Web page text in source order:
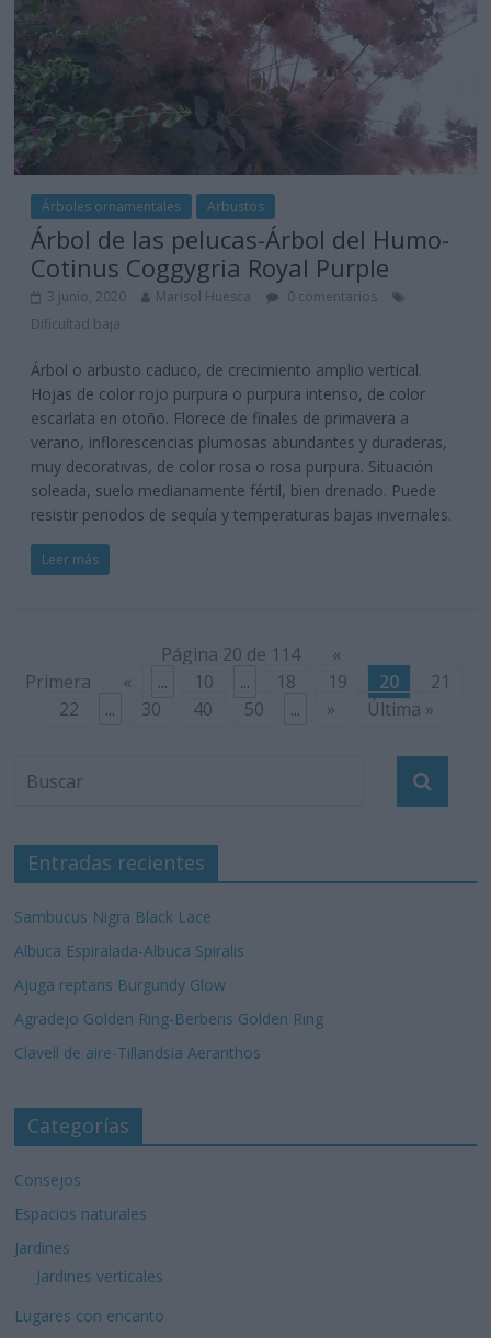
Árboles ornamentales Arbustos
Árbol de las pelucas-Árbol del Humo-
Cotinus Coggygria Royal Purple
3 junio, 2020 Marisol Huesca
0 comentarios
Dificultad baja
Árbol o arbusto caduco, de crecimiento amplio vertical.
Hojas de color rojo purpura o purpura intenso, de color
escarlata en otoño. Florece de finales de primavera a
verano, inflorescencias plumosas abundantes y duraderas,
muy decorativas, de color rosa o rosa purpura. Situación
soleada, suelo medianamente fértil, bien drenado. Puede
resistir periodos de sequía y temperaturas bajas invernales.
Leer más
Página 20 de 114
«
Primera
« ... 10 ... 18 19 20
21
22
... 30 40 50 ... » Última »
Entradas recientes
Sambucus Nigra Black Lace
Albuca Espiralada-Albuca Spiralis
Ajuga reptans Burgundy Glow
Agradejo Golden Ring-Berberis Golden Ring
Clavell de aire-Tillandsia Aeranthos
Categorías
Consejos
Espacios naturales
Jardines
Jardines verticales
Lugares con encanto